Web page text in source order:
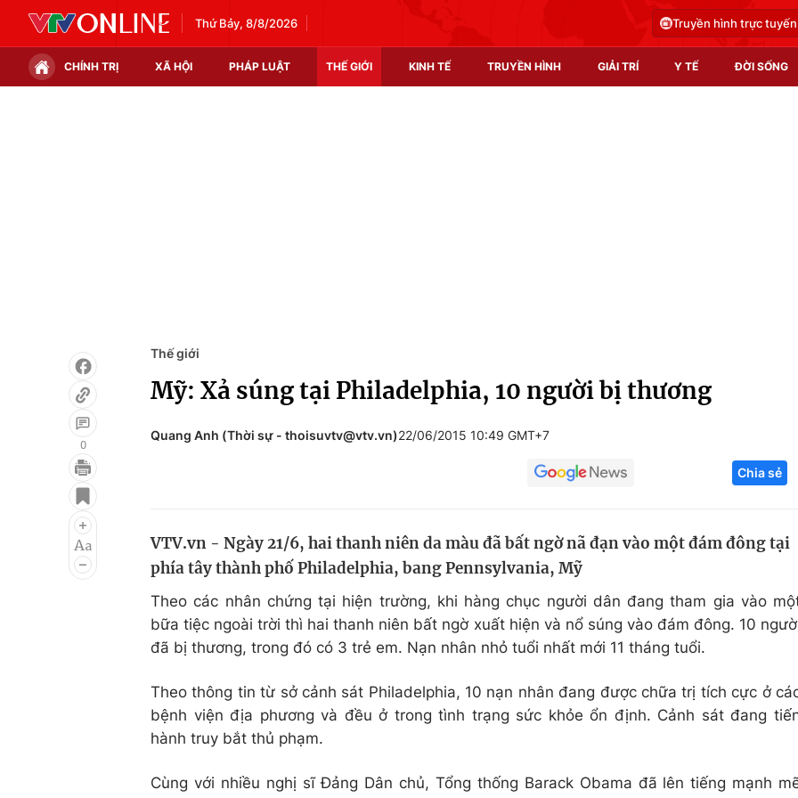
Thứ Bảy, 8/8/2026 Truyền hình trực tuyến
CHÍNH TRỊ XÃ HỘI PHÁP LUẬT THẾ GIỚI KINH TẾ TRUYỀN HÌNH GIẢI TRÍ Y TẾ ĐỜI SỐNG
Infographic
Điện ảnh
Âm nhạc
Làm đẹp
Học trực tuyến
Công nghệ
Sản phẩm
Tư vấn
0
Thế giới
Mỹ: Xả súng tại Philadelphia, 10 người bị thương
Quang Anh (Thời sự - thoisuvtv@vtv.vn)22/06/2015 10:49 GMT+7
Chia sẻ
VTV.vn - Ngày 21/6, hai thanh niên da màu đã bất ngờ nã đạn vào một đám đông tại
phía tây thành phố Philadelphia, bang Pennsylvania, Mỹ
Theo các nhân chứng tại hiện trường, khi hàng chục người dân đang tham gia vào
bữa tiệc ngoài trời thì hai thanh niên bất ngờ xuất hiện và nổ súng vào đám đông. 10
đã bị thương, trong đó có 3 trẻ em. Nạn nhân nhỏ tuổi nhất mới 11 tháng tuổi.
Theo thông tin từ sở cảnh sát Philadelphia, 10 nạn nhân đang được chữa trị tích cực ở
bệnh viện địa phương và đều ở trong tình trạng sức khỏe ổn định. Cảnh sát đang
hành truy bắt thủ phạm.
Cùng với nhiều nghị sĩ Đảng Dân chủ, Tổng thống Barack Obama đã lên tiếng mạnh